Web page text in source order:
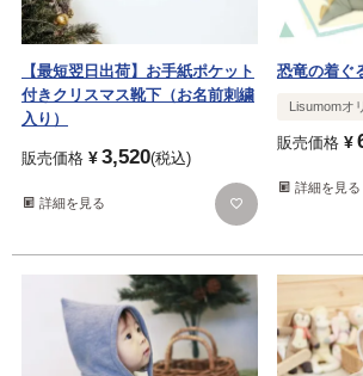
【最短翌日出荷】お手紙ポケット
付きクリスマス靴下（お名前刺繍
入り）
販売価格 ¥3,520 税込
詳細を見る
恐竜の着ぐ
Lisumomオ
販売価格 ¥
詳細を見る